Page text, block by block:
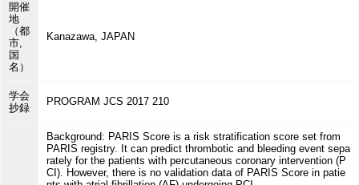
開催
地
（都
市,
国
名）
Kanazawa, JAPAN
学会
抄録
PROGRAM JCS 2017 210
Background: PARIS Score is a risk stratification score set from
PARIS registry. It can predict thrombotic and bleeding event sepa
rately for the patients with percutaneous coronary intervention (P
CI). However, there is no validation data of PARIS Score in patie